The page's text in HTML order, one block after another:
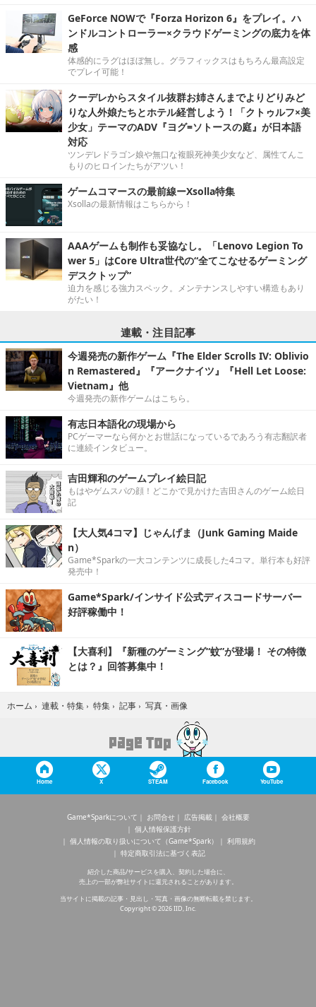
GeForce NOWで『Forza Horizon 6』をプレイ。ハ
ンドルコントローラー×クラウドゲーミングの底力を体
感
体感的にラグはほぼ無し。グラフィックスはもちろん最高設定
でプレイ可能！
クーデレからスタイル抜群お姉さんまでよりどりみど
りな人外娘たちとホテル経営しよう！「クトゥルフ×美
少女」テーマのADV『ヨグ=ソトースの庭』が日本語
対応
ツンデレドラゴン娘や無口な複眼死神美少女など、属性てんこ
もりのヒロインたちがアツい！
ゲームコマースの最前線ーXsolla特集
Xsollaの最新情報はこちらから！
AAAゲームも制作も妥協なし。「Lenovo Legion To
wer 5」はCore Ultra世代の“全てこなせるゲーミング
デスクトップ”
迫力を感じる強力スペック。メンテナンスしやすい構造もあり
がたい！
連載・注目記事
今週発売の新作ゲーム『The Elder Scrolls IV: Oblivio
n Remastered』『アークナイツ』『Hell Let Loose:
Vietnam』他
今週発売の新作ゲームはこちら。
有志日本語化の現場から
PCゲーマーなら何かとお世話になっているであろう有志翻訳者
に連続インタビュー。
吉田輝和のゲームプレイ絵日記
もはやゲムスパの顔！どこかで見かけた吉田さんのゲーム絵日
記
【大人気4コマ】じゃんげま（Junk Gaming Maide
n）
Game*Sparkの一大コンテンツに成長した4コマ。単行本も好評
発売中！
Game*Spark/インサイド公式ディスコードサーバー
好評稼働中！
【大喜利】『新種のゲーミング“蚊”が登場！ その特徴
とは？』回答募集中！
ホーム › 連載・特集 › 特集 › 記事 › 写真・画像
Home X STEAM Facebook YouTube
Game*Sparkについて お問合せ 広告掲載
会社概要
個人情報保護方針
個人情報の取り扱いについて（Game*Spark）
利用規約
特定商取引法に基づく表記
紹介した商品/サービスを購入、契約した場合に、
売上の一部が弊社サイトに還元されることがあります。
当サイトに掲載の記事・見出し・写真・画像の無断転載を禁じます。
Copyright © 2026 IID, Inc.